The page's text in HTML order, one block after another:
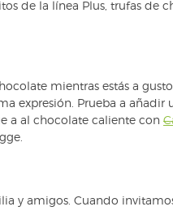
de la línea Plus, trufas de
mientras estás a
expresión. Prueba a añadir
a al chocolate caliente con
y amigos. Cuando